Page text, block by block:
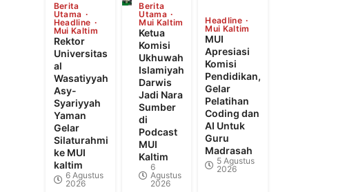
Berita
Utama
Headline
Mui Kaltim
Rektor
Universitas
al
Wasatiyyah
Asy-
Syariyyah
Yaman
Gelar
Silaturahmi
ke MUI
kaltim
6 Agustus
2026
Berita
Utama
Mui Kaltim
Ketua
Komisi
Ukhuwah
Islamiyah
Darwis
Jadi Nara
Sumber
di
Podcast
MUI
Kaltim
6
Agustus
2026
Headline
Mui Kaltim
MUI
Apresiasi
Komisi
Pendidikan,
Gelar
Pelatihan
Coding dan
AI Untuk
Guru
Madrasah
5 Agustus
2026